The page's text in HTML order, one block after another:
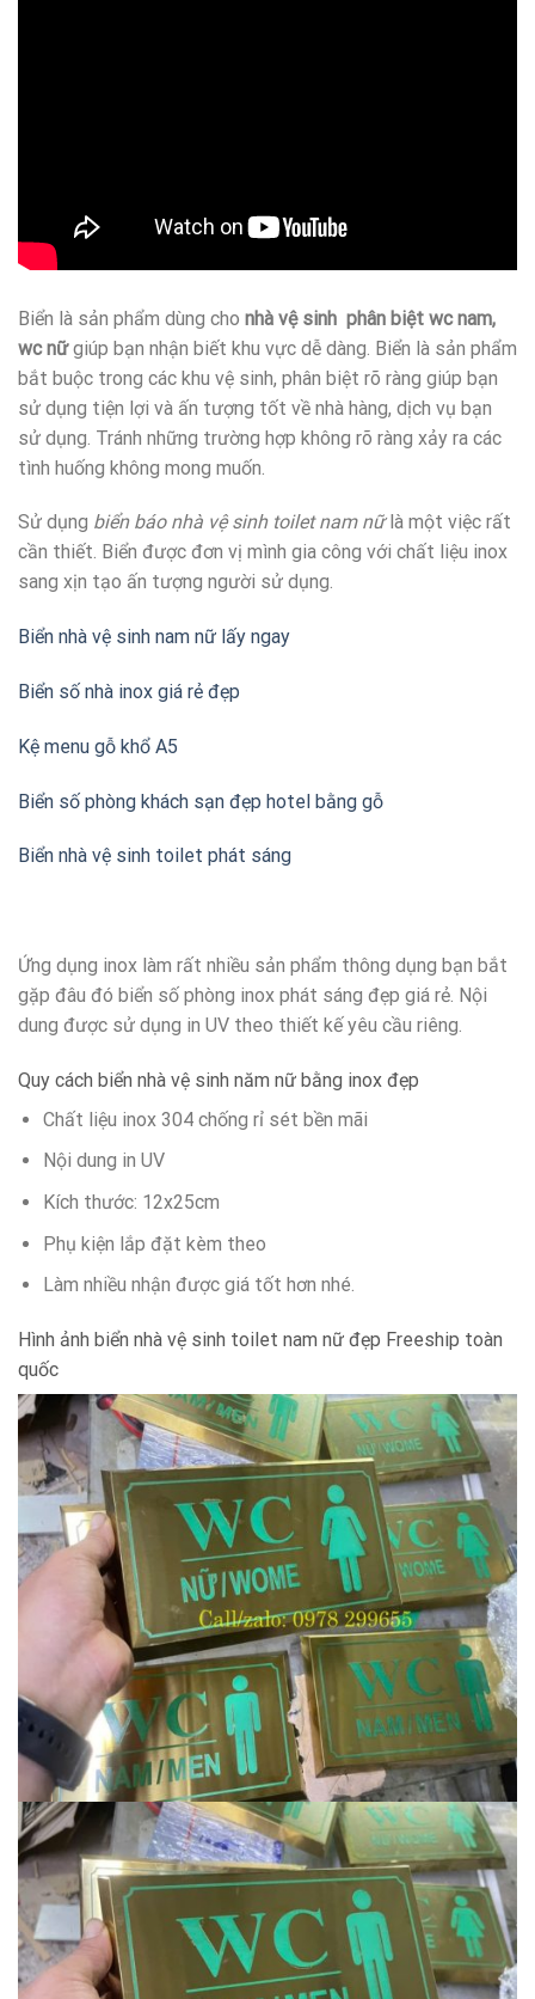
Biển là sản phẩm dùng cho nhà vệ sinh phân biệt wc nam,
wc nữgiúp bạn nhận biết khu vực dễ dàng. Biển là sản phẩm
bắt buộc trong các khu vệ sinh, phân biệt rõ ràng giúp bạn
sử dụng tiện lợi và ấn tượng tốt về nhà hàng, dịch vụ bạn
sử dụng. Tránh những trường hợp không rõ ràng xảy ra các
tình huống không mong muốn.
Sử dụng biển báo nhà vệ sinh toilet nam nữlà một việc rất
cần thiết. Biển được đơn vị mình gia công với chất liệu inox
sang xịn tạo ấn tượng người sử dụng.
Biển nhà vệ sinh nam nữ lấy ngay
Biển số nhà inox giá rẻ đẹp
Kệ menu gỗ khổ A5
Biển số phòng khách sạn đẹp hotel bằng gỗ
Biển nhà vệ sinh toilet phát sáng
Ứng dụng inox làm rất nhiều sản phẩm thông dụng bạn bắt
gặp đâu đó biển số phòng inox phát sáng đẹp giá rẻ. Nội
dung được sử dụng in UV theo thiết kế yêu cầu riêng.
Quy cách biển nhà vệ sinh năm nữ bằng inox đẹp
Chất liệu inox 304 chống rỉ sét bền mãi
Nội dung in UV
Kích thước: 12x25cm
Phụ kiện lắp đặt kèm theo
Làm nhiều nhận được giá tốt hơn nhé.
Hình ảnh biển nhà vệ sinh toilet nam nữ đẹp Freeship toàn
quốc